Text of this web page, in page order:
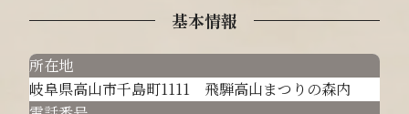
基本情報
所在地
岐阜県高山市千島町1111 飛騨高山まつりの森内